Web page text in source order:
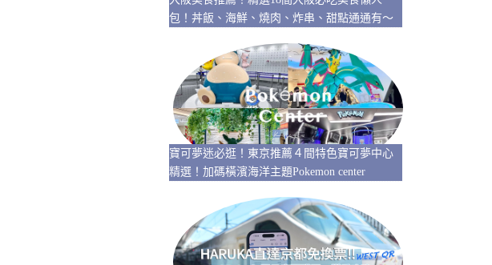
包！丼飯、海鮮、燒肉、炸串、甜點通通有～
寶可夢迷必逛！東京推薦４間特色寶可夢中心
精選！加碼橫濱海洋主題Pokemon center